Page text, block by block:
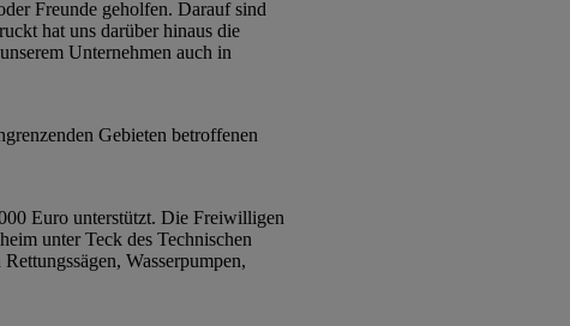
Freunde geholfen. Darauf sind
hat uns darüber hinaus die
Unternehmen auch in
Gebieten betroffenen
Euro unterstützt. Die Freiwilligen
unter Teck des Technischen
Wasserpumpen,